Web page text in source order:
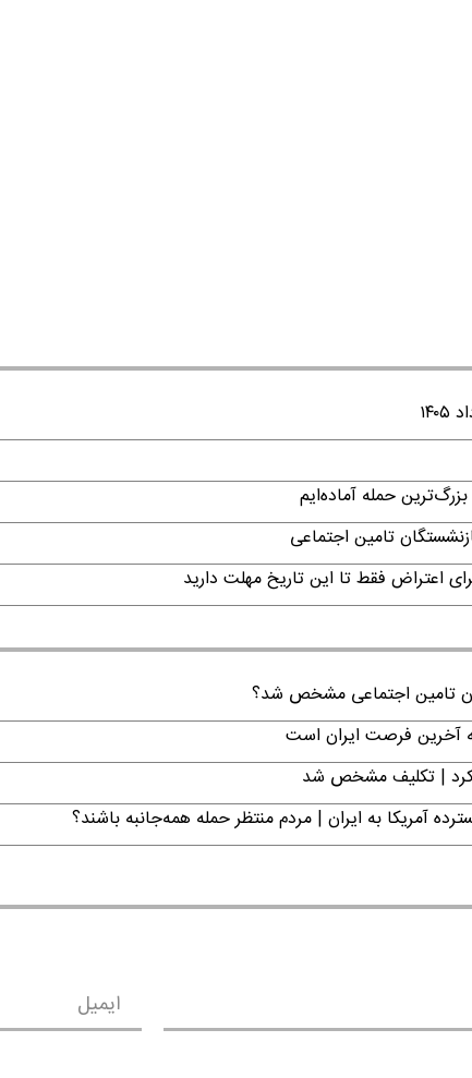
حمله آماده‌ایم
تامین اجتماعی
تامین اجتماعی مشخص شد؟
آخرین فرصت ایران است
کرد | تکلیف مشخص شد
آمریکا به ایران | مردم منتظر حمله همه‌جانبه باشند؟
ایمیل